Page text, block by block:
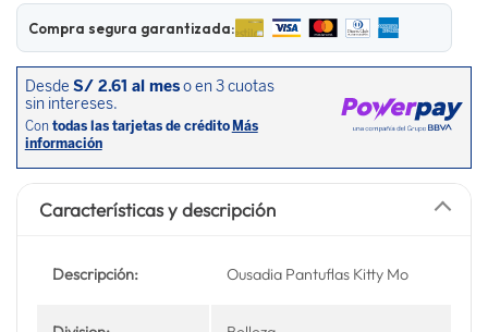
Compra segura garantizada:
Características y descripción
Descripción: Ousadia Pantuflas Kitty Mo